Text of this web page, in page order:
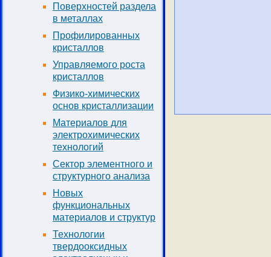
Поверхностей раздела
в металлах
Профилированных
кристаллов
Управляемого роста
кристаллов
Физико-химических
основ кристаллизации
Материалов для
электрохимических
технологий
Сектор элементного и
структурного анализа
Новых
функциональных
материалов и структур
Технологии
твердооксидных